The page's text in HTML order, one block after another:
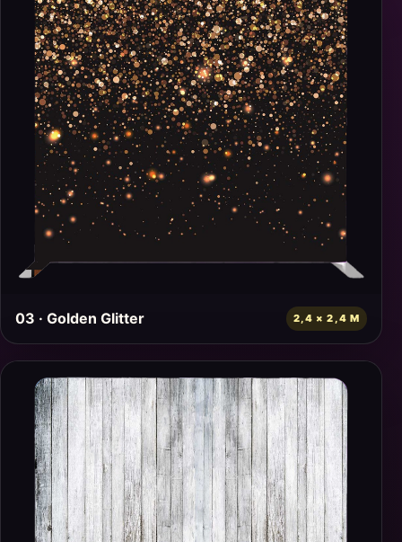
03 · Golden Glitter 2,4 × 2,4 M